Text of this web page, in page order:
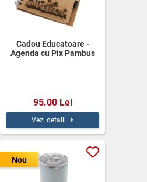
Cadou Educatoare -
Agenda cu Pix Pambus
95.00 Lei
Vezi detalii
Nou